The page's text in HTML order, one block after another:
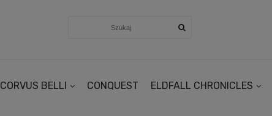
CORVUS BELLI CONQUEST ELDFALL CHRONICLES